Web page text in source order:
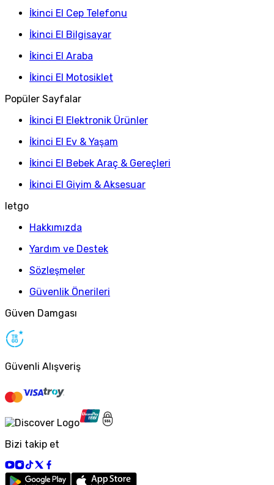
İkinci El Cep Telefonu
İkinci El Bilgisayar
İkinci El Araba
İkinci El Motosiklet
Popüler Sayfalar
İkinci El Elektronik Ürünler
İkinci El Ev & Yaşam
İkinci El Bebek Araç & Gereçleri
İkinci El Giyim & Aksesuar
letgo
Hakkımızda
Yardım ve Destek
Sözleşmeler
Güvenlik Önerileri
Güven Damgası
Güvenli Alışveriş
Bizi takip et